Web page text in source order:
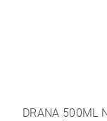
DRANA 500ML